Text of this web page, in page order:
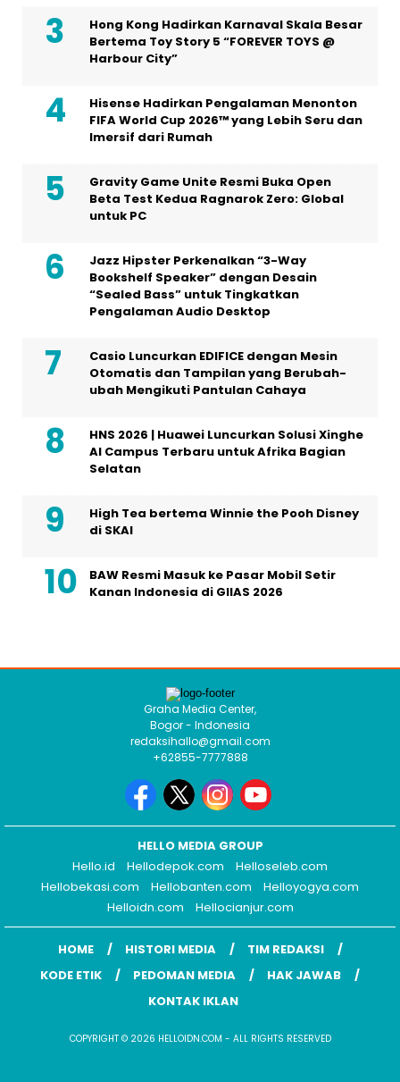
Hong Kong Hadirkan Karnaval Skala Besar
Bertema Toy Story 5 “FOREVER TOYS @
Harbour City”
Hisense Hadirkan Pengalaman Menonton
FIFA World Cup 2026™ yang Lebih Seru dan
Imersif dari Rumah
Gravity Game Unite Resmi Buka Open
Beta Test Kedua Ragnarok Zero: Global
untuk PC
Jazz Hipster Perkenalkan “3-Way
Bookshelf Speaker” dengan Desain
“Sealed Bass” untuk Tingkatkan
Pengalaman Audio Desktop
Casio Luncurkan EDIFICE dengan Mesin
Otomatis dan Tampilan yang Berubah-
ubah Mengikuti Pantulan Cahaya
HNS 2026 | Huawei Luncurkan Solusi Xinghe
AI Campus Terbaru untuk Afrika Bagian
Selatan
High Tea bertema Winnie the Pooh Disney
di SKAI
BAW Resmi Masuk ke Pasar Mobil Setir
Kanan Indonesia di GIIAS 2026
Graha Media Center,
Bogor - Indonesia
redaksihallo@gmail.com
+62855-7777888
HELLO MEDIA GROUP
Hello.id
Hellodepok.com
Helloseleb.com
Hellobekasi.com
Hellobanten.com
Helloyogya.com
Helloidn.com
Hellocianjur.com
HOME HISTORI MEDIA
TIM REDAKSI
KODE ETIK
PEDOMAN MEDIA
HAK JAWAB
KONTAK IKLAN
COPYRIGHT © 2026 HELLOIDN.COM - ALL RIGHTS RESERVED